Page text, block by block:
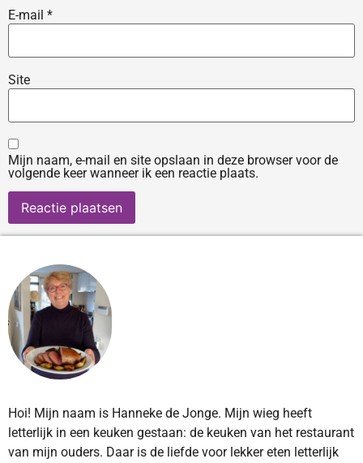
E-mail *
Site
Mijn naam, e-mail en site opslaan in deze browser voor de
volgende keer wanneer ik een reactie plaats.
Hoi! Mijn naam is Hanneke de Jonge. Mijn wieg heeft
letterlijk in een keuken gestaan: de keuken van het restaurant
van mijn ouders. Daar is de liefde voor lekker eten letterlijk